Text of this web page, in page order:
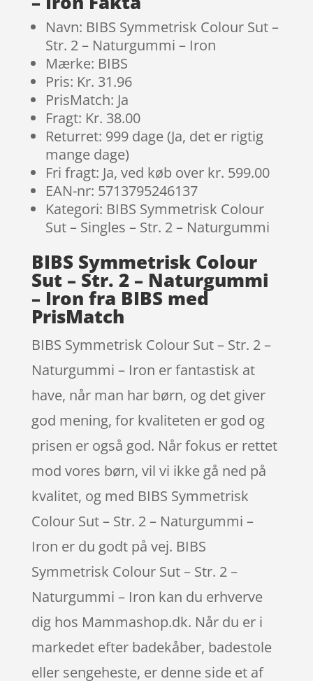
Navn: BIBS Symmetrisk Colour Sut –
Str. 2 – Naturgummi – Iron
Mærke: BIBS
Pris: Kr. 31.96
PrisMatch: Ja
Fragt: Kr. 38.00
Returret: 999 dage (Ja, det er rigtig
mange dage)
Fri fragt: Ja, ved køb over kr. 599.00
EAN-nr: 5713795246137
Kategori: BIBS Symmetrisk Colour
Sut – Singles – Str. 2 – Naturgummi
BIBS Symmetrisk Colour
Sut – Str. 2 – Naturgummi
– Iron fra BIBS med
PrisMatch
BIBS Symmetrisk Colour Sut – Str. 2 –
Naturgummi – Iron er fantastisk at
have, når man har børn, og det giver
god mening, for kvaliteten er god og
prisen er også god. Når fokus er rettet
mod vores børn, vil vi ikke gå ned på
kvalitet, og med BIBS Symmetrisk
Colour Sut – Str. 2 – Naturgummi –
Iron er du godt på vej. BIBS
Symmetrisk Colour Sut – Str. 2 –
Naturgummi – Iron kan du erhverve
dig hos Mammashop.dk. Når du er i
markedet efter badekåber, badestole
eller sengeheste, er denne side et af